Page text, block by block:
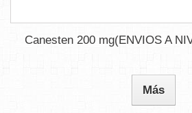
Canesten 200 mg(ENVIOS A
Más